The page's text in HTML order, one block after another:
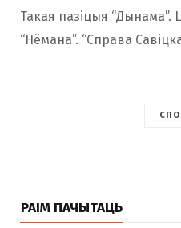
Такая пазіцыя
“Нёмана”. “Справа
РАІМ ПАЧЫТАЦЬ